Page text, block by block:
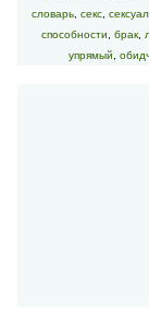
словарь, секс,
способности
брак
упрямый